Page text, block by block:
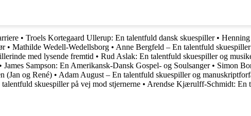
• Troels Kortegaard Ullerup: En talentfuld dansk skuespiller• Henning
• Mathilde Wedell-Wedellsborg • Anne Bergfeld – En talentfuld
med lysende fremtid • Rud Aslak: En talentfuld skuespiller og
• James Sampson: En Amerikansk-Dansk Gospel- og Soulsanger• Simon
(Jan og René) • Adam August – En talentfuld skuespiller og
skuespiller på vej mod stjernerne • Arendse Kjærulff-Schmidt: En